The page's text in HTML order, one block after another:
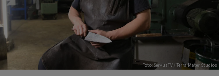
Foto: ServusTV / Terra Mater Studios